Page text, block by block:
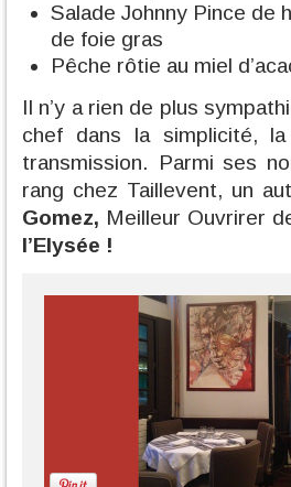
Salade Johnny Pince de
de foie gras
Pêche rôtie au miel
Il n’y a rien de plus
chef dans la simplicité,
transmission. Parmi ses
rang chez Taillevent, un
Gomez, Meilleur Ouvrirer
l’Elysée !